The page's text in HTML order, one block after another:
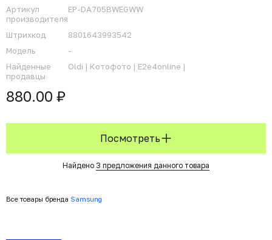
Артикул
производителя
EP-DA705BWEGWW
Штрихкод
8801643993542
Модель
-
Найденные
продавцы
Oldi | Котофото | E2e4online |
880.00 ₽
Посмотреть
Найдено 3 предложения данного товара
Все товары бренда Samsung